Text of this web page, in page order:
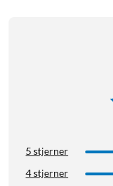
5 stjerner
4 stjerner